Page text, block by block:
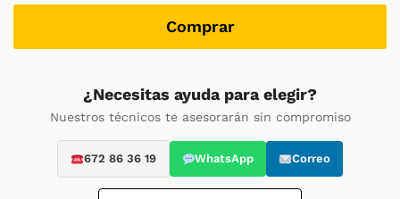
cuadros
Comprar
¿Necesitas ayuda para elegir?
Nuestros técnicos te asesorarán sin compromiso
672 86 36 19 WhatsApp Correo